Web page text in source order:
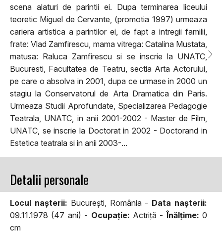
scena alaturi de parintii ei. Dupa terminarea liceului
teoretic Miguel de Cervante, (promotia 1997) urmeaza
cariera artistica a parintilor ei, de fapt a intregii familii,
frate: Vlad Zamfirescu, mama vitrega: Catalina Mustata,
matusa: Raluca Zamfirescu si se inscrie la UNATC,
Bucuresti, Facultatea de Teatru, sectia Arta Actorului,
pe care o absolva in 2001, dupa ce urmase in 2000 un
stagiu la Conservatorul de Arta Dramatica din Paris.
Urmeaza Studii Aprofundate, Specializarea Pedagogie
Teatrala, UNATC, in anii 2001-2002 - Master de Film,
UNATC, se inscrie la Doctorat in 2002 - Doctorand in
Estetica teatrala si in anii 2003-...
Detalii personale
Locul naşterii: București, România - Data naşterii:
09.11.1978 (47 ani) - Ocupaţie: Actriță -Înălţime: 0
cm